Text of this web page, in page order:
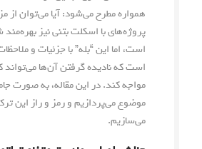
همواره مطرح می‌شود: آیا می‌توان از
پروژه‌های با اسکلت بتنی نیز
است، اما این “بله” با جزئیات و
است که نادیده گرفتن آن‌ها می‌تواند
مواجه کند. در این مقاله، به صورت
موضوع می‌پردازیم و رمز و راز این
می‌سازیم.